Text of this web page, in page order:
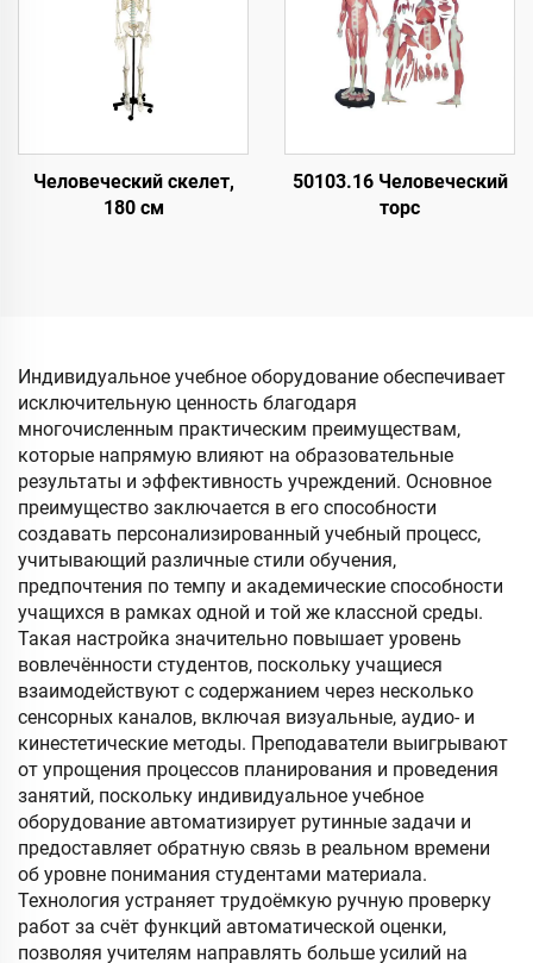
Человеческий скелет,
180 см
50103.16 Человеческий
торс
Индивидуальное учебное оборудование обеспечивает
исключительную ценность благодаря
многочисленным практическим преимуществам,
которые напрямую влияют на образовательные
результаты и эффективность учреждений. Основное
преимущество заключается в его способности
создавать персонализированный учебный процесс,
учитывающий различные стили обучения,
предпочтения по темпу и академические способности
учащихся в рамках одной и той же классной среды.
Такая настройка значительно повышает уровень
вовлечённости студентов, поскольку учащиеся
взаимодействуют с содержанием через несколько
сенсорных каналов, включая визуальные, аудио- и
кинестетические методы. Преподаватели выигрывают
от упрощения процессов планирования и проведения
занятий, поскольку индивидуальное учебное
оборудование автоматизирует рутинные задачи и
предоставляет обратную связь в реальном времени
об уровне понимания студентами материала.
Технология устраняет трудоёмкую ручную проверку
работ за счёт функций автоматической оценки,
позволяя учителям направлять больше усилий на